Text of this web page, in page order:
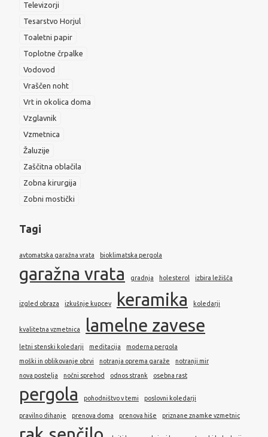
Televizorji
Tesarstvo Horjul
Toaletni papir
Toplotne črpalke
Vodovod
Vraščen noht
Vrt in okolica doma
Vzglavnik
Vzmetnica
Žaluzije
Zaščitna oblačila
Zobna kirurgija
Zobni mostički
Tagi
avtomatska garažna vrata bioklimatska pergola
garažna vrata gradnja holesterol izbira ležišča
izgled obraza izkušnje kupcev keramika koledarji
kvalitetna vzmetnica lamelne zavese
letni stenski koledarji meditacija
moderna pergola
moški in oblikovanje obrvi
notranja oprema garaže
notranji mir
nova postelja
nočni sprehod odnos strank osebna rast
pergola pohodništvo v temi poslovni koledarji
pravilno dihanje prenova doma prenova hiše priznane znamke vzmetnic